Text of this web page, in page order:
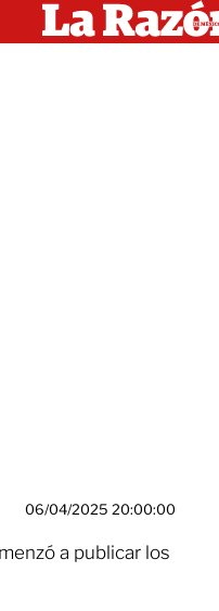
06/04/2025 20:00:00
a publicar los